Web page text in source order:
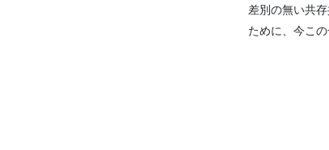
差別の無い共
ために、今こ